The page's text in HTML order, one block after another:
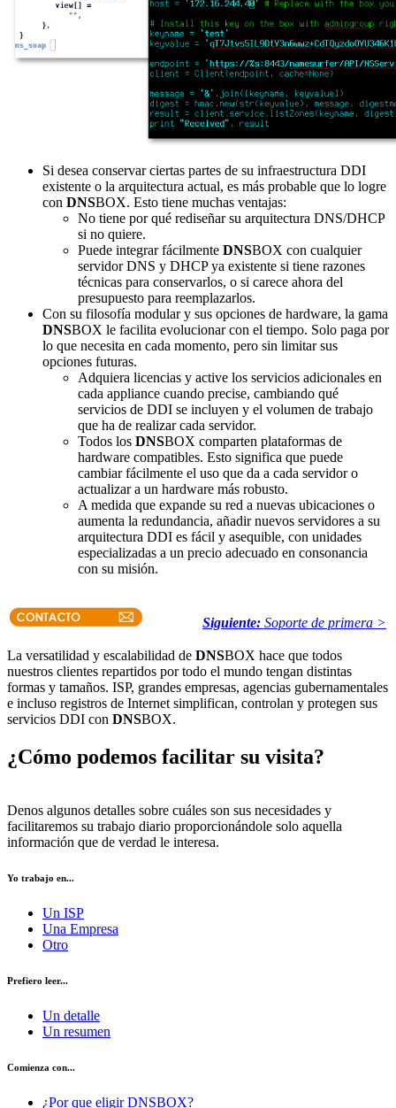
Si desea conservar ciertas partes de su infraestructura DDI
existente o la arquitectura actual, es más probable que lo logre
con DNSBOX. Esto tiene muchas ventajas:
No tiene por qué rediseñar su arquitectura DNS/DHCP
si no quiere.
Puede integrar fácilmente DNSBOX con cualquier
servidor DNS y DHCP ya existente si tiene razones
técnicas para conservarlos, o si carece ahora del
presupuesto para reemplazarlos.
Con su filosofía modular y sus opciones de hardware, la gama
DNSBOX le facilita evolucionar con el tiempo. Solo paga por
lo que necesita en cada momento, pero sin limitar sus
opciones futuras.
Adquiera licencias y active los servicios adicionales en
cada appliance cuando precise, cambiando qué
servicios de DDI se incluyen y el volumen de trabajo
que ha de realizar cada servidor.
Todos los DNSBOX comparten plataformas de
hardware compatibles. Esto significa que puede
cambiar fácilmente el uso que da a cada servidor o
actualizar a un hardware más robusto.
A medida que expande su red a nuevas ubicaciones o
aumenta la redundancia, añadir nuevos servidores a su
arquitectura DDI es fácil y asequible, con unidades
especializadas a un precio adecuado en consonancia
con su misión.
Siguiente: Soporte de primera >
La versatilidad y escalabilidad de DNSBOX hace que todos
nuestros clientes repartidos por todo el mundo tengan distintas
formas y tamaños. ISP, grandes empresas, agencias gubernamentales
e incluso registros de Internet simplifican, controlan y protegen sus
servicios DDI con DNSBOX.
¿Cómo podemos facilitar su visita?
Denos algunos detalles sobre cuáles son sus necesidades y
facilitaremos su trabajo diario proporcionándole solo aquella
información que de verdad le interesa.
Yo trabajo en...
Un ISP
Una Empresa
Otro
Prefiero leer...
Un detalle
Un resumen
Comienza con...
¿Por que eligir DNSBOX?